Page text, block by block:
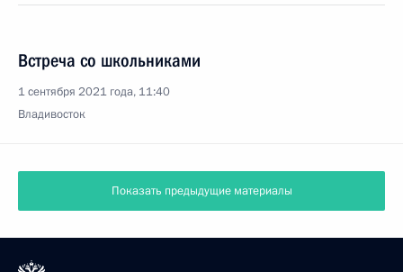
Встреча со школьниками
1 сентября 2021 года, 11:40
Владивосток
Показать предыдущие материалы